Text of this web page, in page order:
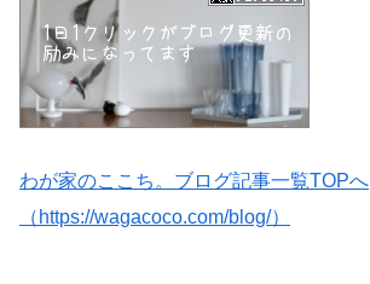
わが家のここち。ブログ記事一覧TOPへ
（https://wagacoco.com/blog/）